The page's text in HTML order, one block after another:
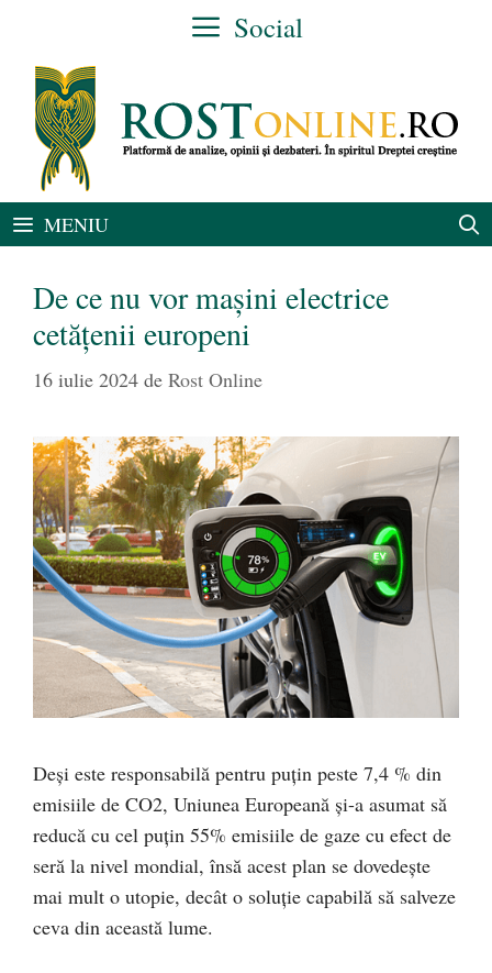
conținut
Social
MENIU
De ce nu vor mașini electrice
cetățenii europeni
16 iulie 2024 de Rost Online
Deși este responsabilă pentru puțin peste 7,4 % din
emisiile de CO2, Uniunea Europeană și-a asumat să
reducă cu cel puțin 55% emisiile de gaze cu efect de
seră la nivel mondial, însă acest plan se dovedește
mai mult o utopie, decât o soluție capabilă să salveze
ceva din această lume.